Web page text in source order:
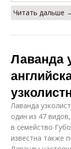
Читать дальше
Лаванда
Лаванда
один из 47
в семейство
известна также